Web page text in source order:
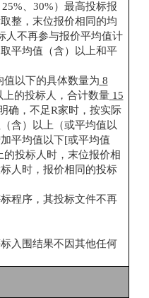
、30%）最高投标报
整，末位报价相同的均
人不再参与报价平均值计
平均值（含）以上和平
值以下的具体数量为 8
的投标人，合计数量 15
确，不足R家时，按实际
含）以上（或平均值以
平均值以下[或平均值
的投标人时，末位报价相
人时，报价相同的投标
程序，其投标文件不再
入围结果不因其他任何